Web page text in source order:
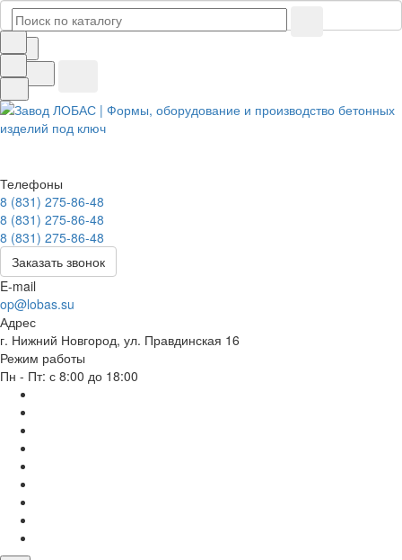
Телефоны
8 (831) 275-86-48
8 (831) 275-86-48
8 (831) 275-86-48
Заказать звонок
E-mail
op@lobas.su
Адрес
г. Нижний Новгород, ул. Правдинская 16
Режим работы
Пн - Пт: с 8:00 до 18:00